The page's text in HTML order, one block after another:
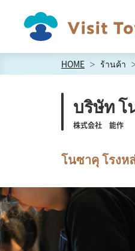
HOME ร้านค้า
บริษัท
株式会社 能作
โนซาคุ โรง